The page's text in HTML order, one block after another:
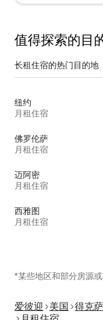
值得探索的目
长租住宿的热门目的地
纽约
月租住宿
佛罗伦萨
月租住宿
迈阿密
月租住宿
西雅图
月租住宿
*某些地区和部分房源或
爱彼迎 美国 得克